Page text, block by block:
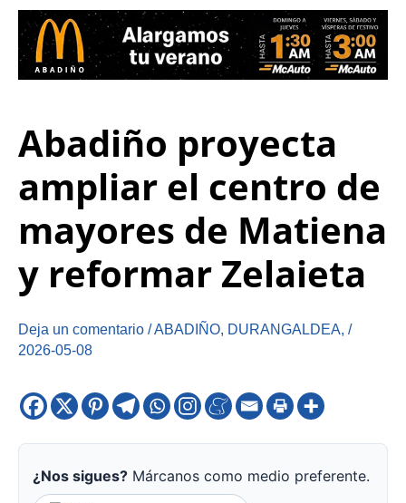
Abadiño proyecta
ampliar el centro de
mayores de Matiena
y reformar Zelaieta
Deja un comentario /ABADIÑO, DURANGALDEA, /
2026-05-08
¿Nos sigues? Márcanos como medio preferente.